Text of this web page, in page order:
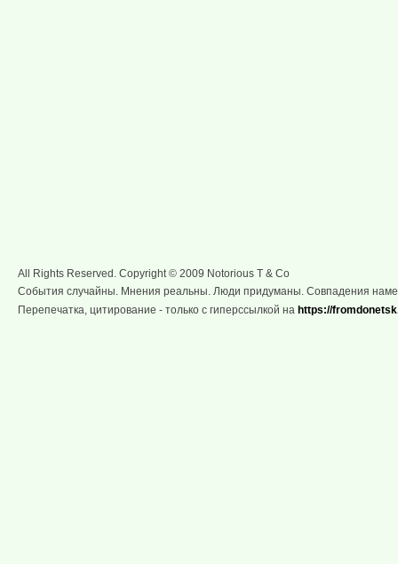
All Rights Reserved. Copyright © 2009 Notorious T & Co
События случайны. Мнения реальны. Люди придуманы. Совпадения
Перепечатка, цитирование - только с гиперссылкой на https://